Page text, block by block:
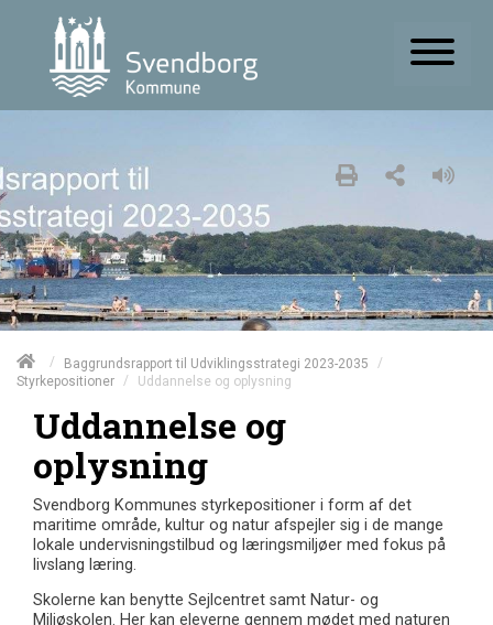
/ Baggrundsrapport til Udviklingsstrategi 2023-2035
/
Styrkepositioner
/ Uddannelse og oplysning
Uddannelse og
oplysning
Svendborg Kommunes styrkepositioner i form af det
maritime område, kultur og natur afspejler sig i de mange
lokale undervisningstilbud og læringsmiljøer med fokus på
livslang læring.
Skolerne kan benytte Sejlcentret samt Natur- og
Miljøskolen. Her kan eleverne gennem mødet med naturen